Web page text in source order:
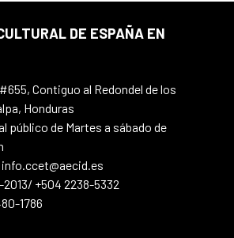
DE ESPAÑA EN
Contiguo al Redondel de los
Honduras
público de Martes a sábado de
+504 2238-5332
1786